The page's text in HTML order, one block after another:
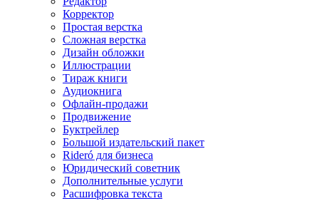
Корректор
Простая верстка
Сложная верстка
Дизайн обложки
Иллюстрации
Тираж книги
Аудиокнига
Офлайн-продажи
Продвижение
Буктрейлер
Большой издательский пакет
Rideró для бизнеса
Юридический советник
Дополнительные услуги
Расшифровка текста